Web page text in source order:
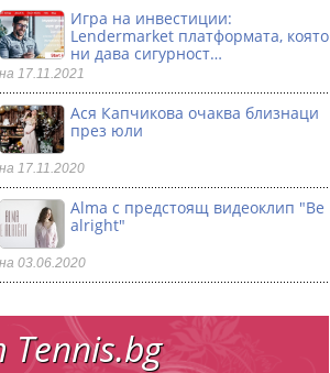
Игра на инвестиции:
Lendermarket платформата, която
ни дава сигурност…
на 17.11.2021
Ася Капчикова очаква близнаци
през юли
на 17.11.2020
Alma с предстоящ видеоклип "Be
alright"
на 03.06.2020